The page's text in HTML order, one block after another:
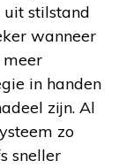
stilstand
wanneer
meer
in handen
zijn. Al
zo
sneller